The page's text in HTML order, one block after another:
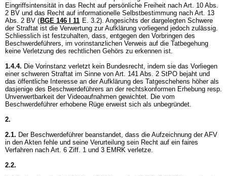
Eingriffsintensität in das Recht auf persönliche Freiheit nach Art. 10 Abs.
2 BV und das Recht auf informationelle Selbstbestimmung nach Art. 13
Abs. 2 BV ( BGE 146 I 11 E. 3.2). Angesichts der dargelegten Schwere
der Straftat ist die Verwertung zur Aufklärung vorliegend jedoch zulässig.
Schliesslich ist festzuhalten, dass, entgegen den Vorbringen des
Beschwerdeführers, im vorinstanzlichen Verweis auf die Tatbegehung
keine Verletzung des rechtlichen Gehörs zu erkennen ist.
1.4.4. Die Vorinstanz verletzt kein Bundesrecht, indem sie das Vorliegen
einer schweren Straftat im Sinne von Art. 141 Abs. 2 StPO bejaht und
das öffentliche Interesse an der Aufklärung des Tatgeschehens höher als
dasjenige des Beschwerdeführers an der rechtskonformen Erhebung resp.
Unverwertbarkeit der Videoaufnahmen gewichtet. Die vom
Beschwerdeführer erhobene Rüge erweist sich als unbegründet.
2.
2.1. Der Beschwerdeführer beanstandet, dass die Aufzeichnung der AFV
in den Akten fehle und seine Verurteilung sein Recht auf ein faires
Verfahren nach Art. 6 Ziff. 1 und 3 EMRK verletze.
2.2.